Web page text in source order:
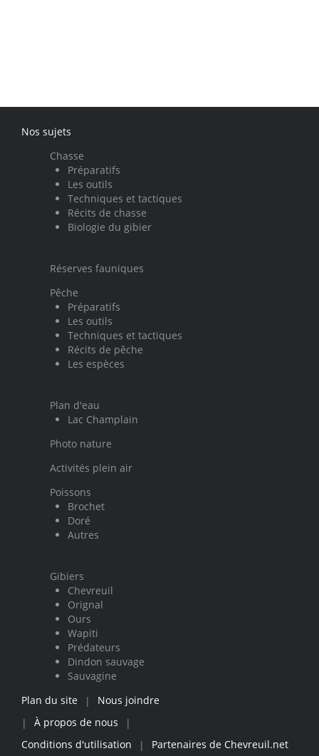
Nos sujets
Chasse
Préparatifs
Les outils
Techniques et tactiques
Récits de chasse
Biologie du gibier
Réserves fauniques
Pêche
Préparatifs
Les outils
Techniques et tactiques
Récits de pêche
Les espèces
Plan d'eau
Lac Champlain
Photo nature
Activités plein air
Poissons
Brochet
Doré
Autres
Gibiers
Chevreuil
Orignal
Ours
Wapiti
Prédateurs
Dindon sauvage
Sauvagine
Plan du site
|
Nous joindre
|
À propos de nous
|
Conditions d'utilisation
| Partenaires de Chevreuil.net